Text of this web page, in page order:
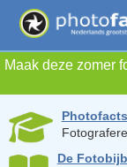
Maak deze zomer
De